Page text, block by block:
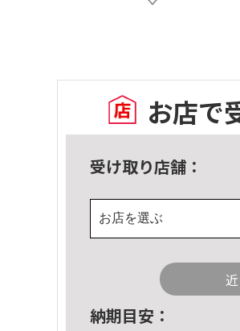
お店で
受け取り店舗：
お店を選ぶ
納期目安：